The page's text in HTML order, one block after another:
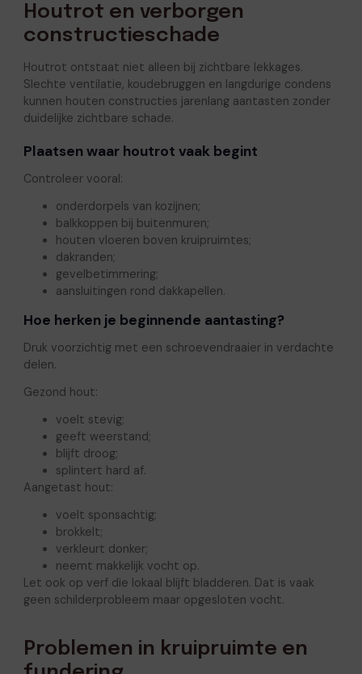
Houtrot en verborgen
constructieschade
Houtrot ontstaat niet alleen bij zichtbare lekkages.
Slechte ventilatie, koudebruggen en langdurige condens
kunnen houten constructies jarenlang aantasten zonder
duidelijke zichtbare schade.
Plaatsen waar houtrot vaak begint
Controleer vooral:
onderdorpels van kozijnen;
balkkoppen bij buitenmuren;
houten vloeren boven kruipruimtes;
dakranden;
gevelbetimmering;
aansluitingen rond dakkapellen.
Hoe herken je beginnende aantasting?
Druk voorzichtig met een schroevendraaier in verdachte
delen.
Gezond hout:
voelt stevig;
geeft weerstand;
blijft droog;
splintert hard af.
Aangetast hout:
voelt sponsachtig;
brokkelt;
verkleurt donker;
neemt makkelijk vocht op.
Let ook op verf die lokaal blijft bladderen. Dat is vaak
geen schilderprobleem maar opgesloten vocht.
Problemen in kruipruimte en